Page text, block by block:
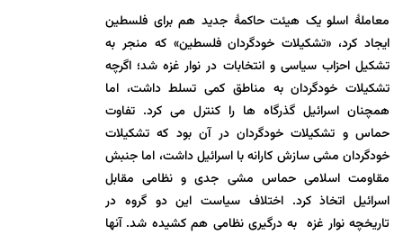
معاملۀ اسلو یک هیئت حاکمۀ جدید هم برای فلسطین
ایجاد کرد، «تشکیلات خودگردان فلسطین» که منجر به
تشکیل احزاب سیاسی و انتخابات در نوار غزه شد؛ اگرچه
تشکیلات خودگردان به مناطق کمی تسلط داشت، اما
همچنان اسرائیل گذرگاه ها را کنترل می کرد. تفاوت
حماس و تشکیلات خودگردان در آن بود که تشکیلات
خودگردان مشی سازش کارانه با اسرائیل داشت، اما جنبش
مقاومت اسلامی حماس مشی جدی و نظامی مقابل
اسرائیل اتخاذ کرد. اختلاف سیاست این دو گروه در
تاریخچه نوار غزه به درگیری نظامی هم کشیده شد. آنها